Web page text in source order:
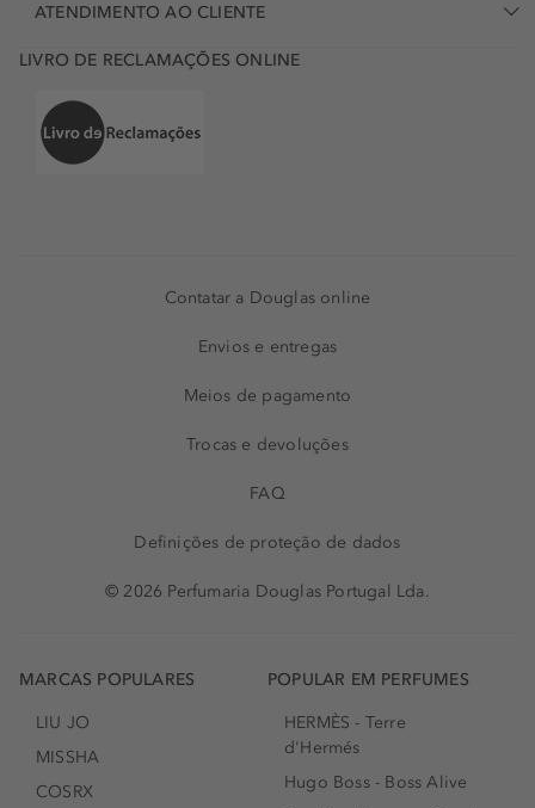
ATENDIMENTO AO CLIENTE
LIVRO DE RECLAMAÇÕES ONLINE
Contatar a Douglas online
Envios e entregas
Meios de pagamento
Trocas e devoluções
FAQ
Definições de proteção de dados
© 2026 Perfumaria Douglas Portugal Lda.
MARCAS POPULARES
LIU JO
MISSHA
COSRX
POPULAR EM PERFUMES
HERMÈS - Terre
d'Hermés
Hugo Boss - Boss Alive